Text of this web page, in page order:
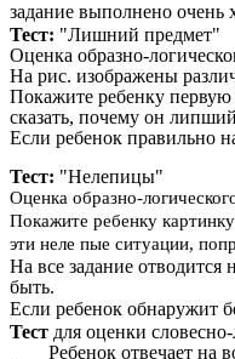
задание выполнено очень
Тест: "Лишний предмет"
Оценка образно-
На рис. изображены
Покажите ребенку
сказать, почему он
Если ребенок правильно
Тест: "Нелепицы"
Оценка образно-
Покажите ребенку
эти неле пые ситуации,
На все задание
быть.
Если ребенок обнаружит
Тест для оценки
Ребенок отвечает на